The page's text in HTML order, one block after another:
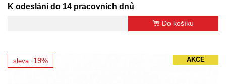
K odeslání do 14 pracovních dnů
Do košíku
AKCE
sleva -19%